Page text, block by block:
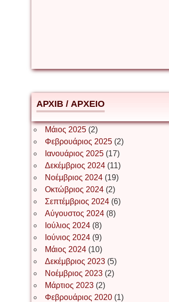
Δημήτριος Ζακοντινός
ΕΥΑΓΓΕΛΟΣ ΜΩΚΟΣ
Ιωάννης Σ. Παπαφλωράτος
ΝΙΚΟΣ ΓΑΤΟΣ
АРХІВ / ΑΡΧΕΙΟ
Μάιος 2025 (2)
Φεβρουάριος 2025 (2)
Ιανουάριος 2025 (17)
Δεκέμβριος 2024 (11)
Νοέμβριος 2024 (19)
Οκτώβριος 2024 (2)
Σεπτέμβριος 2024 (6)
Αύγουστος 2024 (8)
Ιούλιος 2024 (8)
Ιούνιος 2024 (9)
Μάιος 2024 (10)
Δεκέμβριος 2023 (5)
Νοέμβριος 2023 (2)
Μάρτιος 2023 (2)
Φεβρουάριος 2020 (1)